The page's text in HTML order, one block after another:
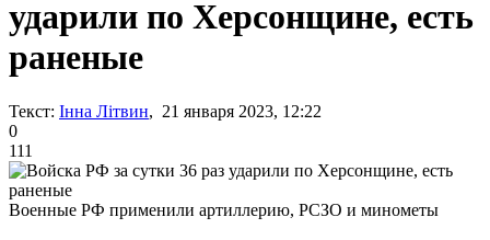
ударили по Херсонщине, есть
раненые
Текст: Інна Літвин, 21 января 2023, 12:22
0
111
Военные РФ применили артиллерию, РСЗО и минометы